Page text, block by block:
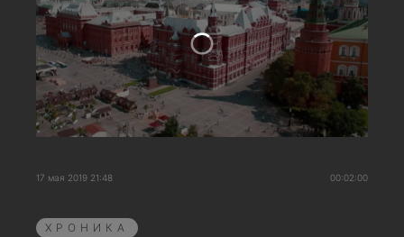
17 мая 2019 21:48 00:02:00
ХРОНИКА